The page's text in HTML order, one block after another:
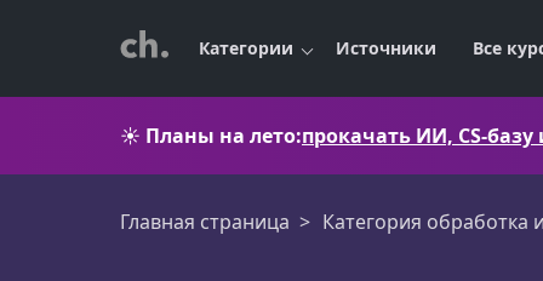
Категории Источники Все
☀️ Планы на лето:прокачать ИИ, CS-
Главная страница Категория обработка